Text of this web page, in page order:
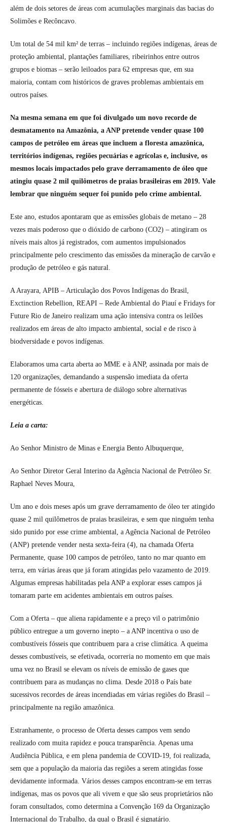
além de dois setores de áreas com acumulações marginais das bacias do
Solimões e Recôncavo.
Um total de 54 mil km² de terras – incluindo regiões indígenas, áreas de
proteção ambiental, plantações familiares, ribeirinhos entre outros
grupos e biomas – serão leiloados para 62 empresas que, em sua
maioria, contam com históricos de graves problemas ambientais em
outros países.
Na mesma semana em que foi divulgado um novo recorde de
desmatamento na Amazônia, a ANP pretende vender quase 100
campos de petróleo em áreas que incluem a floresta amazônica,
territórios indígenas, regiões pecuárias e agrícolas e, inclusive, os
mesmos locais impactados pelo grave derramamento de óleo que
atingiu quase 2 mil quilômetros de praias brasileiras em 2019. Vale
lembrar que ninguém sequer foi punido pelo crime ambiental.
Este ano, estudos apontaram que as emissões globais de metano – 28
vezes mais poderoso que o dióxido de carbono (CO2) – atingiram os
níveis mais altos já registrados, com aumentos impulsionados
principalmente pelo crescimento das emissões da mineração de carvão e
produção de petróleo e gás natural.
A Arayara, APIB – Articulação dos Povos Indígenas do Brasil,
Exctinction Rebellion, REAPI – Rede Ambiental do Piauí e Fridays for
Future Rio de Janeiro realizam uma ação intensiva contra os leilões
realizados em áreas de alto impacto ambiental, social e de risco à
biodversidade e povos indígenas.
Elaboramos uma carta aberta ao MME e à ANP, assinada por mais de
120 organizações, demandando a suspensão imediata da oferta
permanente de fósseis e abertura de diálogo sobre alternativas
energéticas.
Leia a carta:
Ao Senhor Ministro de Minas e Energia Bento Albuquerque,
Ao Senhor Diretor Geral Interino da Agência Nacional de Petróleo Sr.
Raphael Neves Moura,
Um ano e dois meses após um grave derramamento de óleo ter atingido
quase 2 mil quilômetros de praias brasileiras, e sem que ninguém tenha
sido punido por esse crime ambiental, a Agência Nacional de Petróleo
(ANP) pretende vender nesta sexta-feira (4), na chamada Oferta
Permanente, quase 100 campos de petróleo, tanto no mar quanto em
terra, em várias áreas que já foram atingidas pelo vazamento de 2019.
Algumas empresas habilitadas pela ANP a explorar esses campos já
tomaram parte em acidentes ambientais em outros países.
Com a Oferta – que aliena rapidamente e a preço vil o patrimônio
público entregue a um governo inepto – a ANP incentiva o uso de
combustíveis fósseis que contribuem para a crise climática. A queima
desses combustíveis, se efetivada, ocorreria no momento em que mais
uma vez no Brasil se elevam os níveis de emissão de gases que
contribuem para as mudanças no clima. Desde 2018 o País bate
sucessivos recordes de áreas incendiadas em várias regiões do Brasil –
principalmente na região amazônica.
Estranhamente, o processo de Oferta desses campos vem sendo
realizado com muita rapidez e pouca transparência. Apenas uma
Audiência Pública, e em plena pandemia de COVID-19, foi realizada,
sem que a população da maioria das regiões a serem atingidas fosse
devidamente informada. Vários desses campos encontram-se em terras
indígenas, mas os povos que ali vivem e que são seus proprietários não
foram consultados, como determina a Convenção 169 da Organização
Internacional do Trabalho, da qual o Brasil é signatário.